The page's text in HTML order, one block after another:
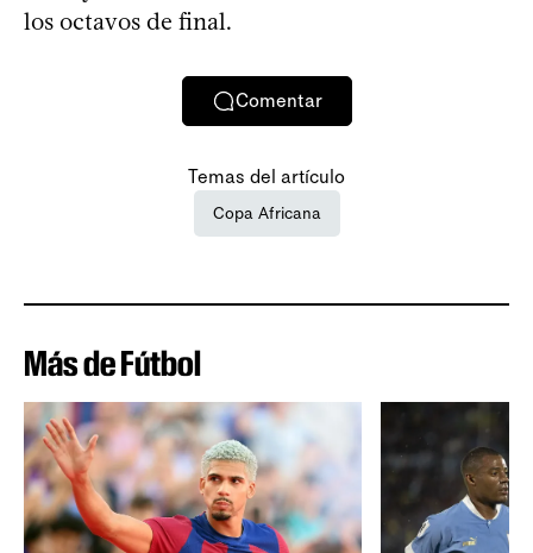
los octavos de final.
Comentar
Temas del artículo
Copa Africana
Más de Fútbol